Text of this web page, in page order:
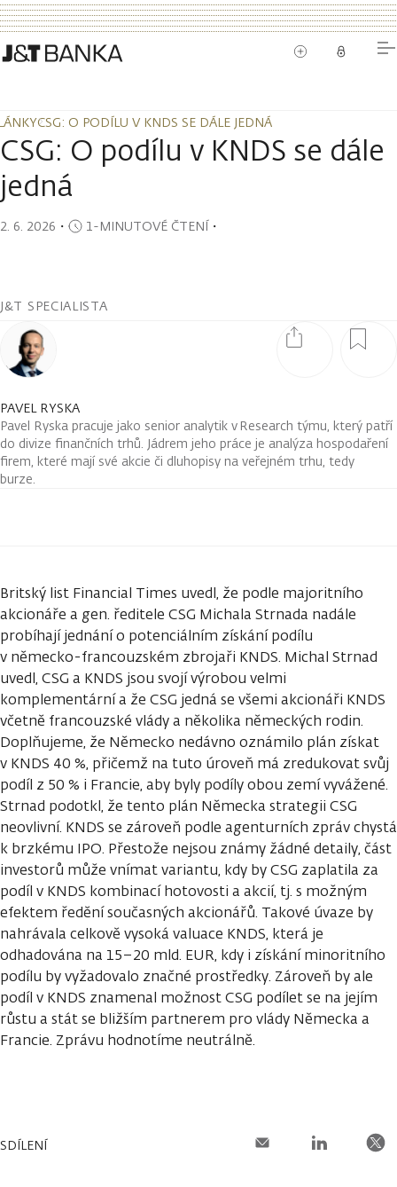
CSG: O PODÍLU V KNDS SE DÁLE JEDNÁ
CSG: O PODÍLU V KNDS SE DÁLE JEDNÁ
CSG: O podílu v KNDS se dále
jedná
2. 6. 2026 ・ 1-MINUTOVÉ ČTENÍ・
J&T SPECIALISTA
PAVEL RYSKA
Pavel Ryska pracuje jako senior analytik v Research týmu, který patří
do divize finančních trhů. Jádrem jeho práce je analýza hospodaření
firem, které mají své akcie či dluhopisy na veřejném trhu, tedy
burze.
Britský list Financial Times uvedl, že podle majoritního
akcionáře a gen. ředitele CSG Michala Strnada nadále
probíhají jednání o potenciálním získání podílu
v německo-francouzském zbrojaři KNDS. Michal Strnad
uvedl, CSG a KNDS jsou svojí výrobou velmi
komplementární a že CSG jedná se všemi akcionáři KNDS
včetně francouzské vlády a několika německých rodin.
Doplňujeme, že Německo nedávno oznámilo plán získat
v KNDS 40 %, přičemž na tuto úroveň má zredukovat svůj
podíl z 50 % i Francie, aby byly podíly obou zemí vyvážené.
Strnad podotkl, že tento plán Německa strategii CSG
neovlivní. KNDS se zároveň podle agenturních zpráv chystá
k brzkému IPO. Přestože nejsou známy žádné detaily, část
investorů může vnímat variantu, kdy by CSG zaplatila za
podíl v KNDS kombinací hotovosti a akcií, tj. s možným
efektem ředění současných akcionářů. Takové úvaze by
nahrávala celkově vysoká valuace KNDS, která je
odhadována na 15–20 mld. EUR, kdy i získání minoritního
podílu by vyžadovalo značné prostředky. Zároveň by ale
podíl v KNDS znamenal možnost CSG podílet se na jejím
růstu a stát se bližším partnerem pro vlády Německa a
Francie. Zprávu hodnotíme neutrálně.
SDÍLENÍ